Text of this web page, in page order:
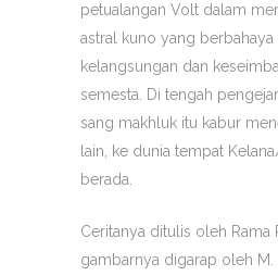
petualangan Volt dalam
astral kuno yang berbahaya
kelangsungan dan
semesta. Di tengah
sang makhluk itu kabur
lain, ke dunia tempat
berada.
Ceritanya ditulis oleh Rama
gambarnya digarap oleh M.